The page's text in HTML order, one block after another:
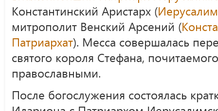
Константинский Аристарх (
митрополит Венский Арсений (
Патриархат). Месса совершалась
святого короля Стефана,
православными.
После богослужения состоялась